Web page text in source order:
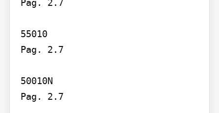
Pag. 2.7
55010
Pag. 2.7
50010N
Pag. 2.7